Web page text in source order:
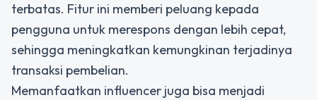
terbatas. Fitur ini memberi peluang kepada
pengguna untuk merespons dengan lebih cepat,
sehingga meningkatkan kemungkinan terjadinya
transaksi pembelian.
Memanfaatkan influencer juga bisa menjadi